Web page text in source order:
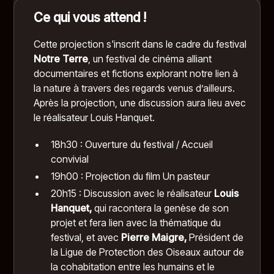
Ce qui vous attend !
Cette projection s'inscrit dans le cadre dufestival
Notre Terre, un festival de cinéma alliant
documentaires et fictions explorant notre lien à
la nature à travers des regards venus d’ailleurs.
Après la projection, une discussion aura lieu avec
le réalisateur Louis Hanquet.
18h30 : Ouverture du festival / Accueil
convivial
19h00 : Projection du film Un pasteur
20h15 : Discussion avec le réalisateur Louis
Hanquet, qui racontera la genèse de son
projet et fera lien avec la thématique du
festival, et avec Pierre Maigre, Président de
la Ligue de Protection des Oiseaux autour de
la cohabitation entre les humains et le